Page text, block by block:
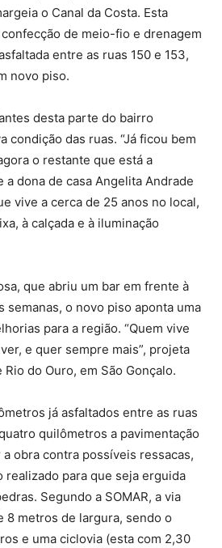
o Canal da Costa. Esta
de meio-fio e drenagem
entre as ruas 150 e 153,
novo piso.
desta parte do bairro
condição das ruas. “Já ficou bem
o restante que está a
a dona de casa Angelita Andrade
vive a cerca de 25 anos no local,
à calçada e à iluminação
que abriu um bar em frente à
semanas, o novo piso aponta uma
para a região. “Quem vive
e quer sempre mais”, projeta
do Ouro, em São Gonçalo.
já asfaltados entre as ruas
quilômetros a pavimentação
obra contra possíveis ressacas,
realizado para que seja erguida
Segundo a SOMAR, a via
8 metros de largura, sendo o
e uma ciclovia (esta com 2,30